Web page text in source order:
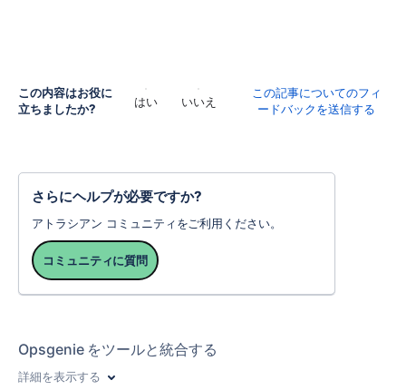
この内容はお役に
立ちましたか?
はい いいえ
この記事についてのフィ
ードバックを送信する
さらにヘルプが必要ですか?
アトラシアン コミュニティをご利用ください。
コミュニティに質問
Opsgenie をツールと統合する
詳細を表示する